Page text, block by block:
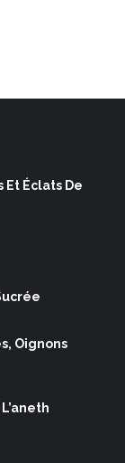
Et Éclats De
Oignons